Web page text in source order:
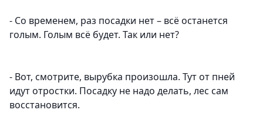
- Со временем, раз посадки нет – всё останется
голым. Голым всё будет. Так или нет?
- Вот, смотрите, вырубка произошла. Тут от пней
идут отростки. Посадку не надо делать, лес сам
восстановится.